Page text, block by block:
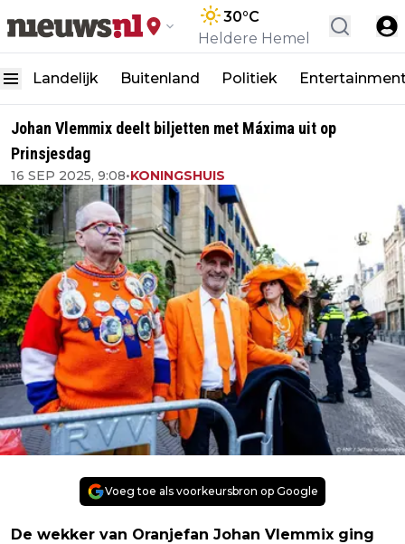
30°C
Heldere Hemel
Landelijk Buitenland Politiek
Johan Vlemmix deelt biljetten met Máxima uit op
Prinsjesdag
16 SEP 2025, 9:08•KONINGSHUIS
Voeg toe als voorkeursbron op Google
De wekker van Oranjefan Johan Vlemmix ging